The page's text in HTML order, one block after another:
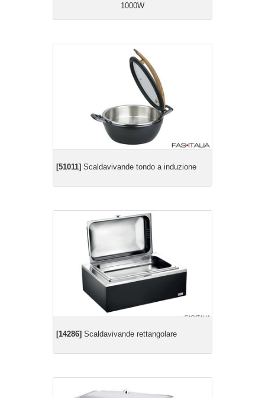
1000W
[51011] Scaldavivande tondo a induzione
[14286] Scaldavivande rettangolare